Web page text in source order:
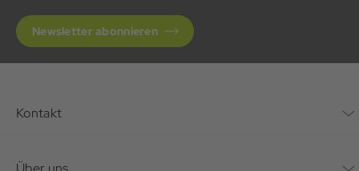
Newsletter abonnieren
Kontakt